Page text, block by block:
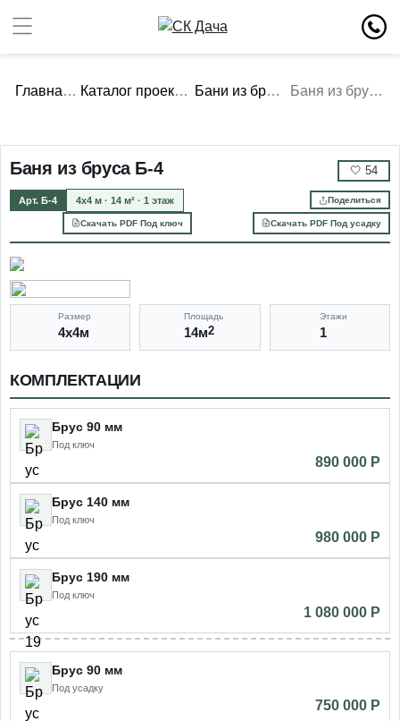
Главная Каталог проектов Бани из бруса Баня из бруса Б-4
Баня из бруса Б-4 🤍 54
Арт. Б-4 4х4 м · 14 м² · 1 этаж Поделиться
Скачать PDF Под ключ Скачать PDF Под усадку
Размер
4х4м
Площадь
14м2
Этажи
1
КОМПЛЕКТАЦИИ
Брус 90 мм
Под ключ
890 000 P
Брус 140 мм
Под ключ
980 000 P
Брус 190 мм
Под ключ
1 080 000 P
Брус 90 мм
Под усадку
750 000 P